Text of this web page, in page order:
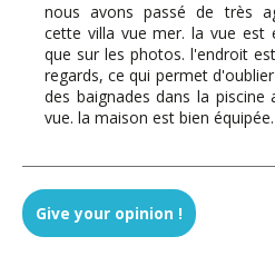
nous avons passé de très
cette villa vue mer. la vue est
que sur les photos. l'endroit
regards, ce qui permet
des baignades dans la
vue. la maison est bien équipée.
Duval - January 2025
Give your opinion !